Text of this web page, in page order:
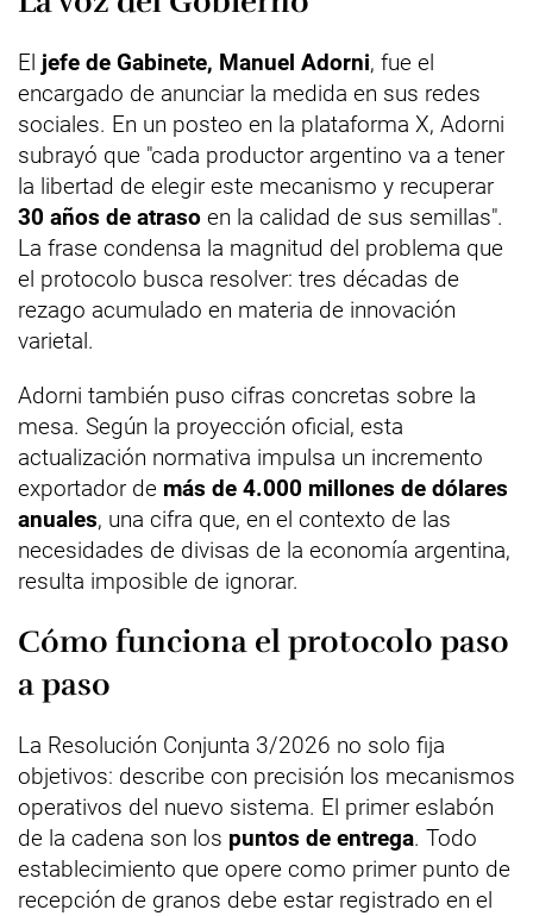
El jefe de Gabinete, Manuel Adorni, fue el
encargado de anunciar la medida en sus redes
sociales. En un posteo en la plataforma X, Adorni
subrayó que "cada productor argentino va a tener
la libertad de elegir este mecanismo y recuperar
30 años de atraso en la calidad de sus semillas".
La frase condensa la magnitud del problema que
el protocolo busca resolver: tres décadas de
rezago acumulado en materia de innovación
varietal.
Adorni también puso cifras concretas sobre la
mesa. Según la proyección oficial, esta
actualización normativa impulsa un incremento
exportador de más de 4.000 millones de dólares
anuales, una cifra que, en el contexto de las
necesidades de divisas de la economía argentina,
resulta imposible de ignorar.
Cómo funciona el protocolo paso
a paso
La Resolución Conjunta 3/2026 no solo fija
objetivos: describe con precisión los mecanismos
operativos del nuevo sistema. El primer eslabón
de la cadena son los puntos de entrega. Todo
establecimiento que opere como primer punto de
recepción de granos debe estar registrado en el